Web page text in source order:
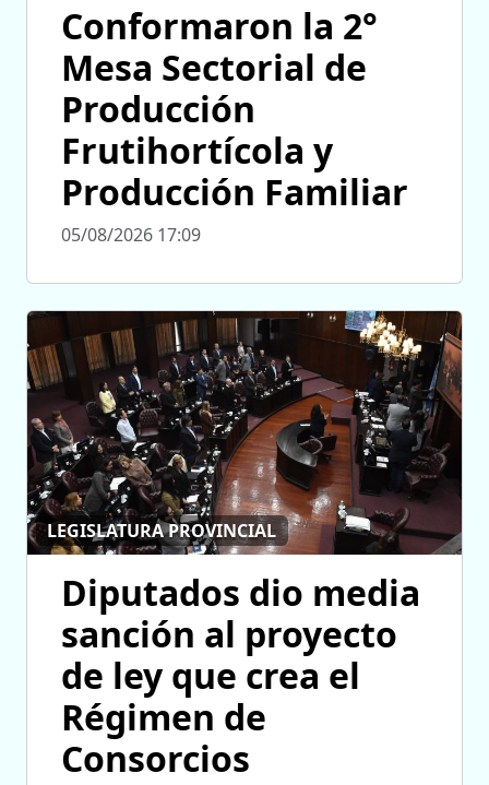
Conformaron la 2°
Mesa Sectorial de
Producción
Frutihortícola y
Producción Familiar
05/08/2026 17:09
LEGISLATURA PROVINCIAL
Diputados dio media
sanción al proyecto
de ley que crea el
Régimen de
Consorcios